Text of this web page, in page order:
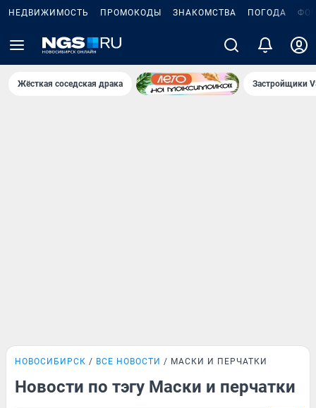
НЕДВИЖИМОСТЬ ПРОМОКОДЫ ЗНАКОМСТВА ПОГОДА
Жёсткая соседская драка Застройщики
НОВОСИБИРСК ВСЕ НОВОСТИ МАСКИ И ПЕРЧАТКИ
Новости по тэгу Маски и перчатки